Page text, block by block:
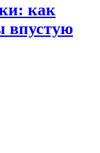
как
впустую